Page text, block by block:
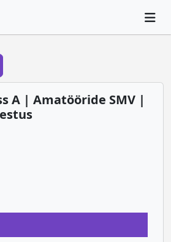
A | Amatööride SMV |